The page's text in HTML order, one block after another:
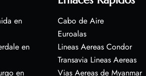
en
en
en
Cabo de Aire
Euroalas
Lineas Aereas Condor
Transavia Lineas Aereas
Vias Aereas de Myanmar